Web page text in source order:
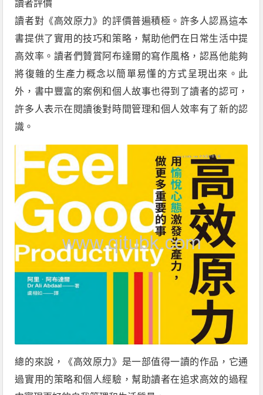
讀者評價
讀者對《高效原力》的評價普遍積極。許多人認爲這本
書提供了實用的技巧和策略，幫助他們在日常生活中提
高效率。讀者們贊賞阿布達爾的寫作風格，認爲他能夠
將復雜的生產力概念以簡單易懂的方式呈現出來。此
外，書中豐富的案例和個人故事也得到了讀者的認可，
許多人表示在閱讀後對時間管理和個人效率有了新的認
識。
總的來說，《高效原力》是一部值得一讀的作品，它通
過實用的策略和個人經驗，幫助讀者在追求高效的過程